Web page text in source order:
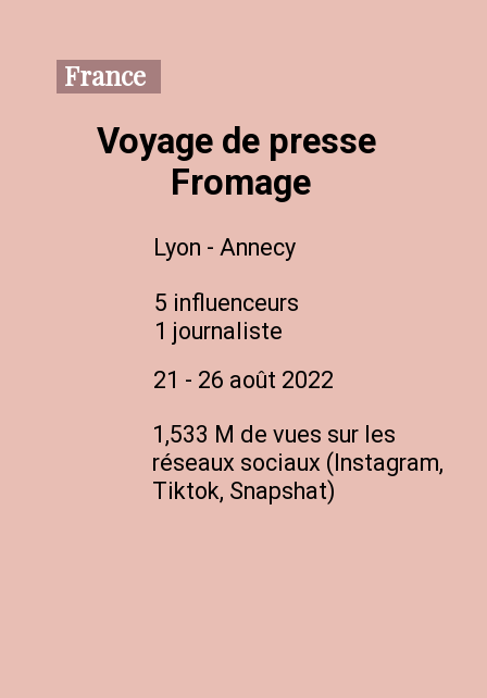
Voyage de presse
Fromage
Lyon - Annecy
5 influenceurs
1 journaliste
21 - 26 août 2022
France
1,533 M de vues sur les
réseaux sociaux (Instagram,
Tiktok, Snapshat)